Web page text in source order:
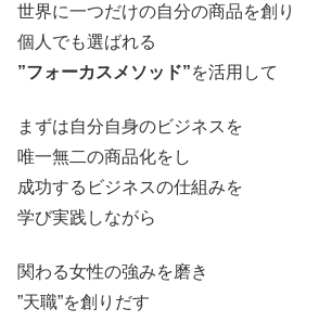
世界に一つだけの自分の商品を創り
個人でも選ばれる
”フォーカスメソッド”を活用して
まずは自分自身のビジネスを
唯一無二の商品化をし
成功するビジネスの仕組みを
学び実践しながら
関わる女性の強みを磨き
”天職”を創りだす